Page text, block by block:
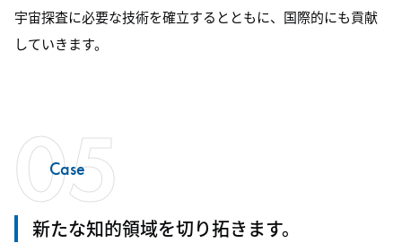
宇宙探査に必要な技術を確立するとともに、国際的にも貢献
していきます。
05
Case
新たな知的領域を切り拓きます。